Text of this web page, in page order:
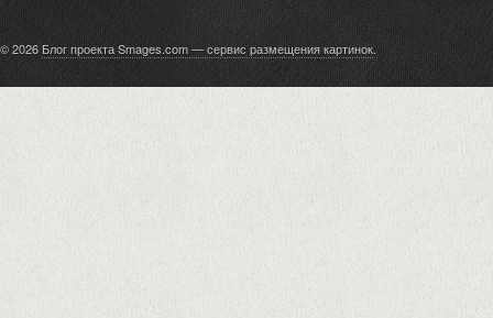
© 2026 Блог проекта Smages.com — сервис размещения картинок.